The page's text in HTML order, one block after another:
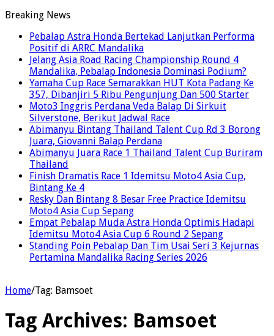
Breaking News
Pebalap Astra Honda Bertekad Lanjutkan Performa
Positif di ARRC Mandalika
Jelang Asia Road Racing Championship Round 4
Mandalika, Pebalap Indonesia Dominasi Podium?
Yamaha Cup Race Semarakkan HUT Kota Padang Ke
357, Dibanjiri 5 Ribu Pengunjung Dan 500 Starter
Moto3 Inggris Perdana Veda Balap Di Sirkuit
Silverstone, Berikut Jadwal Race
Abimanyu Bintang Thailand Talent Cup Rd 3 Borong
Juara, Giovanni Balap Perdana
Abimanyu Juara Race 1 Thailand Talent Cup Buriram
Thailand
Finish Dramatis Race 1 Idemitsu Moto4 Asia Cup,
Bintang Ke 4
Resky Dan Bintang 8 Besar Free Practice Idemitsu
Moto4 Asia Cup Sepang
Empat Pebalap Muda Astra Honda Optimis Hadapi
Idemitsu Moto4 Asia Cup 6 Round 2 Sepang
Standing Poin Pebalap Dan Tim Usai Seri 3 Kejurnas
Pertamina Mandalika Racing Series 2026
Home/Tag: Bamsoet
Tag Archives: Bamsoet